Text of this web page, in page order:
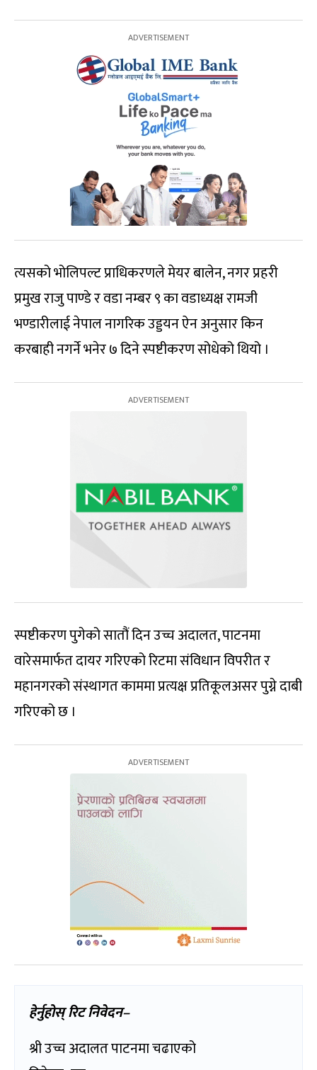
त्यसको भोलिपल्ट प्राधिकरणले मेयर बालेन, नगर प्रहरी
प्रमुख राजु पाण्डे र वडा नम्बर ९ का वडाध्यक्ष रामजी
भण्डारीलाई नेपाल नागरिक उड्डयन ऐन अनुसार किन
करबाही नगर्ने भनेर ७ दिने स्पष्टीकरण सोधेको थियो ।
स्पष्टीकरण पुगेको सातौं दिन उच्च अदालत, पाटनमा
वारेसमार्फत दायर गरिएको रिटमा संविधान विपरीत र
महानगरको संस्थागत काममा प्रत्यक्ष प्रतिकूलअसर पुग्ने दाबी
गरिएको छ ।
हेर्नुहोस् रिट निवेदन–
श्री उच्च अदालत पाटनमा चढाएको